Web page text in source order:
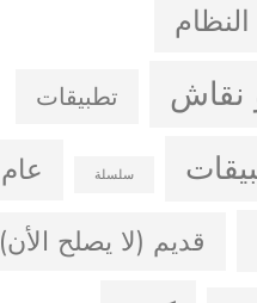
نقاش تطبيقات
سلسلة عام
قديم (لا يصلح الأن)